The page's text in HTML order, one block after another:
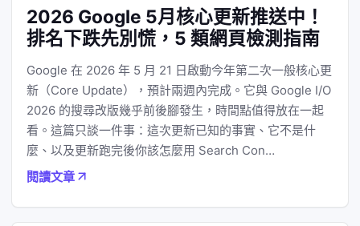
2026 Google 5月核心更新推送中！
排名下跌先別慌，5 類網頁檢測指南
Google 在 2026 年 5 月 21 日啟動今年第二次一般核心更
新（Core Update），預計兩週內完成。它與 Google I/O
2026 的搜尋改版幾乎前後腳發生，時間點值得放在一起
看。這篇只談一件事：這次更新已知的事實、它不是什
麼、以及更新跑完後你該怎麼用 Search Con…
閱讀文章